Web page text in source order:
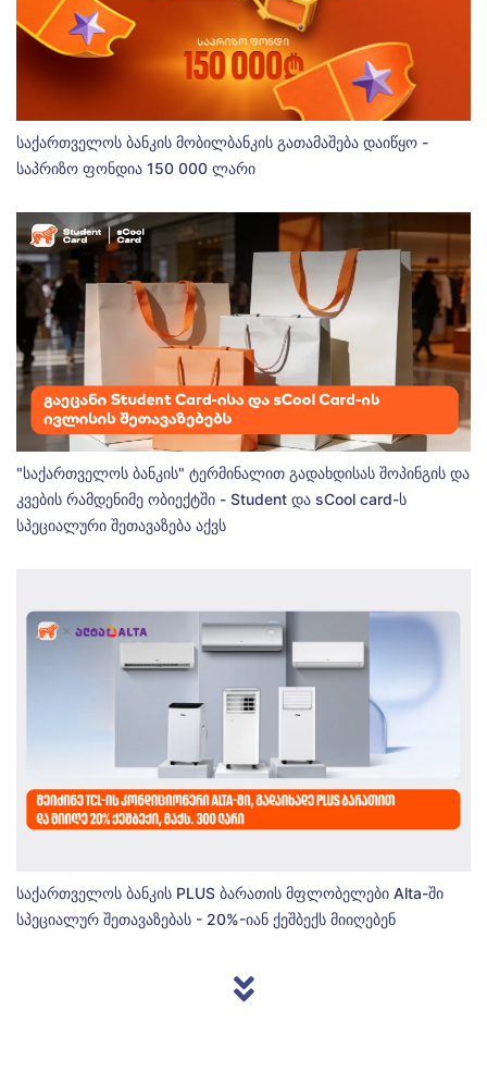
საქართველოს ბანკის მობილბანკის გათამაშება დაიწყო -
საპრიზო ფონდია 150 000 ლარი
"საქართველოს ბანკის" ტერმინალით გადახდისას შოპინგის და
კვების რამდენიმე ობიექტში - Student და sCool card-ს
სპეციალური შეთავაზება აქვს
საქართველოს ბანკის PLUS ბარათის მფლობელები Alta-ში
სპეციალურ შეთავაზებას - 20%-იან ქეშბექს მიიღებენ